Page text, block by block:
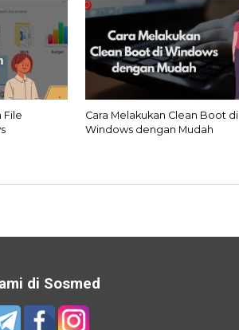
File
Cara Melakukan Clean Boot di
Windows dengan Mudah
di Sosmed